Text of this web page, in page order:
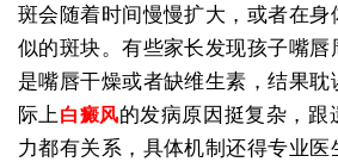
斑会随着时间慢慢扩大，或者在身
似的斑块。有些家长发现孩子嘴唇
是嘴唇干燥或者缺维生素，结果
际上白癜风的发病原因挺复杂，跟
力都有关系，具体机制还得专业医